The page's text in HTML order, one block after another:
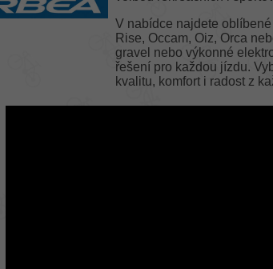
V nabídce najdete
Rise, Occam, Oiz, Orca
gravel nebo výkonné
řešení pro každou jízdu.
kvalitu, komfort i radost z